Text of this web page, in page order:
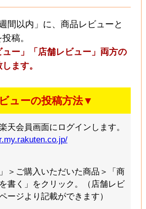
間以内」に、商品レビューと
稿。
ー」「店舗レビュー」両方の
ます。
ューの投稿方法▼
天会員画面にログインします。
」＞ご購入いただいた商品＞「商
書く」をクリック。（店舗レビ
ージより記載ができます）